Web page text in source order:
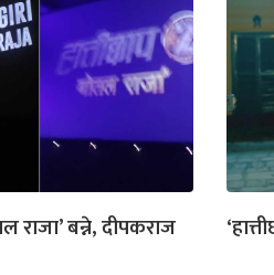
राजा’ बन्ने, दीपकराज